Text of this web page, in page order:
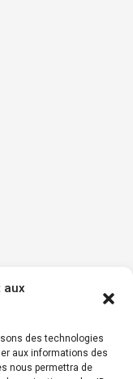
aux
des technologies
aux informations des
nous permettra de